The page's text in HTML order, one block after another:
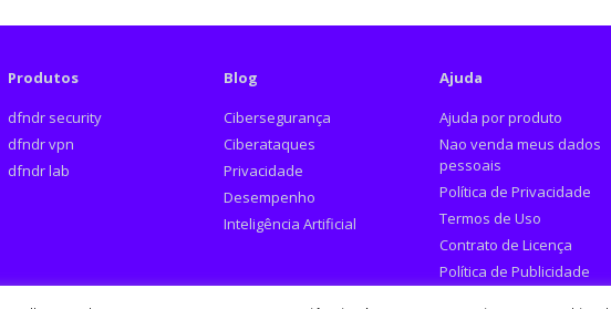
Produtos
dfndr security
dfndr vpn
dfndr lab
Blog
Cibersegurança
Ciberataques
Privacidade
Desempenho
Inteligência Artificial
Ajuda
Ajuda por produto
Nao venda meus dados
pessoais
Política de Privacidade
Termos de Uso
Contrato de Licença
Política de Publicidade